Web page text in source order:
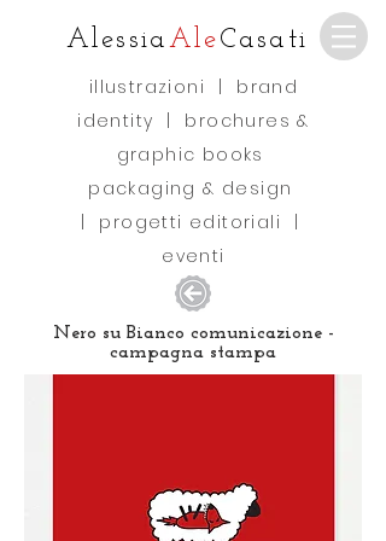
AlessiaAleCasati
illustrazioni
brand
identity
brochures &
graphic books
packaging & design
progetti editoriali
eventi
Nero su Bianco comunicazione -
campagna stampa